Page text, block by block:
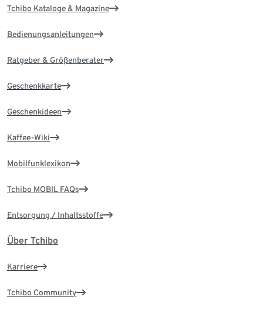
Tchibo Kataloge & Magazine
Bedienungsanleitungen
Ratgeber & Größenberater
Geschenkkarte
Geschenkideen
Kaffee-Wiki
Mobilfunklexikon
Tchibo MOBIL FAQs
Entsorgung / Inhaltsstoffe
Über Tchibo
Karriere
Tchibo Community